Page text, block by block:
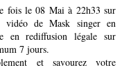
fois le 08 Mai à 22h33 sur
vidéo de Mask singer en
en rediffusion légale sur
7 jours.
et savourez votre